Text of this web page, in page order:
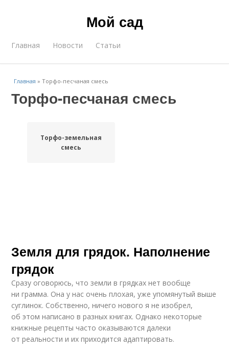
Мой сад
Главная Новости Статьи
Главная »Торфо-песчаная смесь
Торфо-песчаная смесь
Торфо-земельная
смесь
Земля для грядок. Наполнение
грядок
Сразу оговорюсь, что земли в грядках нет вообще
ни грамма. Она у нас очень плохая, уже упомянутый выше
суглинок. Собственно, ничего нового я не изобрел,
об этом написано в разных книгах. Однако некоторые
книжные рецепты часто оказываются далеки
от реальности и их приходится адаптировать.